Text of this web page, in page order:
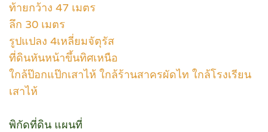
ท้ายกว้าง 47 เมตร
ลึก 30 เมตร
รูปแปลง 4เหลี่ยมจัตุรัส
ที่ดินหันหน้าขึ้นทิศเหนือ
ใกล้ป๊อกแป๊กเสาไห้ ใกล้ร้านสาครผัดไท ใกล้โรงเรียน
เสาไห้
พิกัดที่ดิน แผนที่